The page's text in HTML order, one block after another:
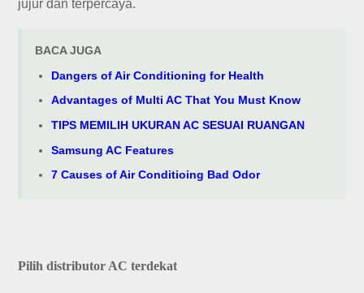
jujur dan terpercaya.
BACA JUGA
Dangers of Air Conditioning for Health
Advantages of Multi AC That You Must Know
TIPS MEMILIH UKURAN AC SESUAI RUANGAN
Samsung AC Features
7 Causes of Air Conditioing Bad Odor
Pilih distributor AC terdekat